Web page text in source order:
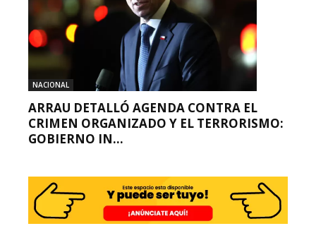
NACIONAL
ARRAU DETALLÓ AGENDA CONTRA EL
CRIMEN ORGANIZADO Y EL TERRORISMO:
GOBIERNO IN...